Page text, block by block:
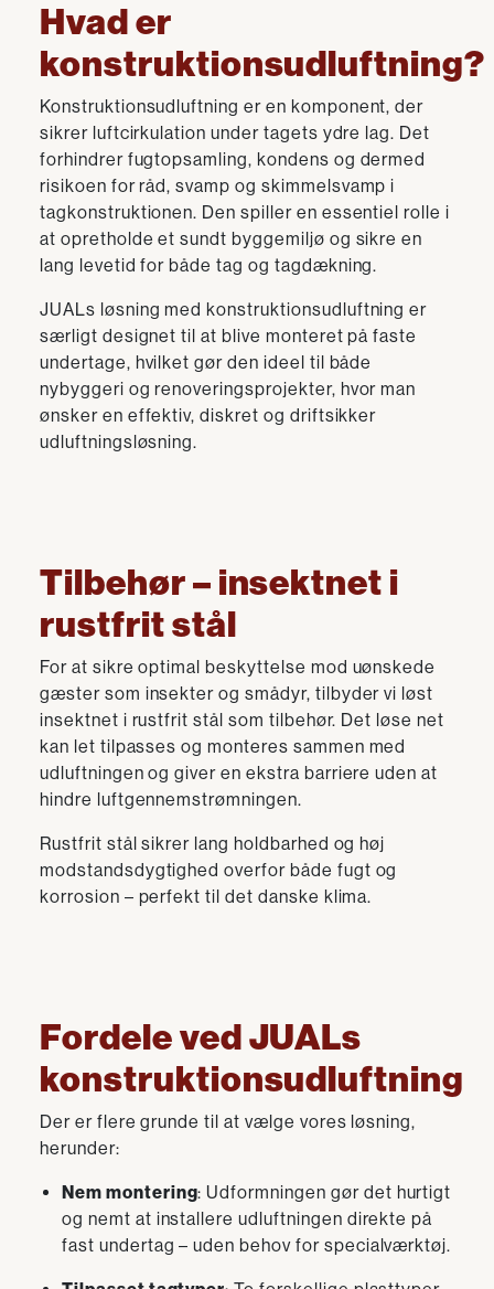
Hvad er
konstruktionsudluftning?
Konstruktionsudluftning er en komponent, der
sikrer luftcirkulation under tagets ydre lag. Det
forhindrer fugtopsamling, kondens og dermed
risikoen for råd, svamp og skimmelsvamp i
tagkonstruktionen. Den spiller en essentiel rolle i
at opretholde et sundt byggemiljø og sikre en
lang levetid for både tag og tagdækning.
JUALs løsning med konstruktionsudluftning er
særligt designet til at blive monteret på faste
undertage, hvilket gør den ideel til både
nybyggeri og renoveringsprojekter, hvor man
ønsker en effektiv, diskret og driftsikker
udluftningsløsning.
Tilbehør – insektnet i
rustfrit stål
For at sikre optimal beskyttelse mod uønskede
gæster som insekter og smådyr, tilbyder vi løst
insektnet i rustfrit stål som tilbehør. Det løse net
kan let tilpasses og monteres sammen med
udluftningen og giver en ekstra barriere uden at
hindre luftgennemstrømningen.
Rustfrit stål sikrer lang holdbarhed og høj
modstandsdygtighed overfor både fugt og
korrosion – perfekt til det danske klima.
Fordele ved JUALs
konstruktionsudluftning
Der er flere grunde til at vælge vores løsning,
herunder:
Nem montering: Udformningen gør det hurtigt
og nemt at installere udluftningen direkte på
fast undertag – uden behov for specialværktøj.